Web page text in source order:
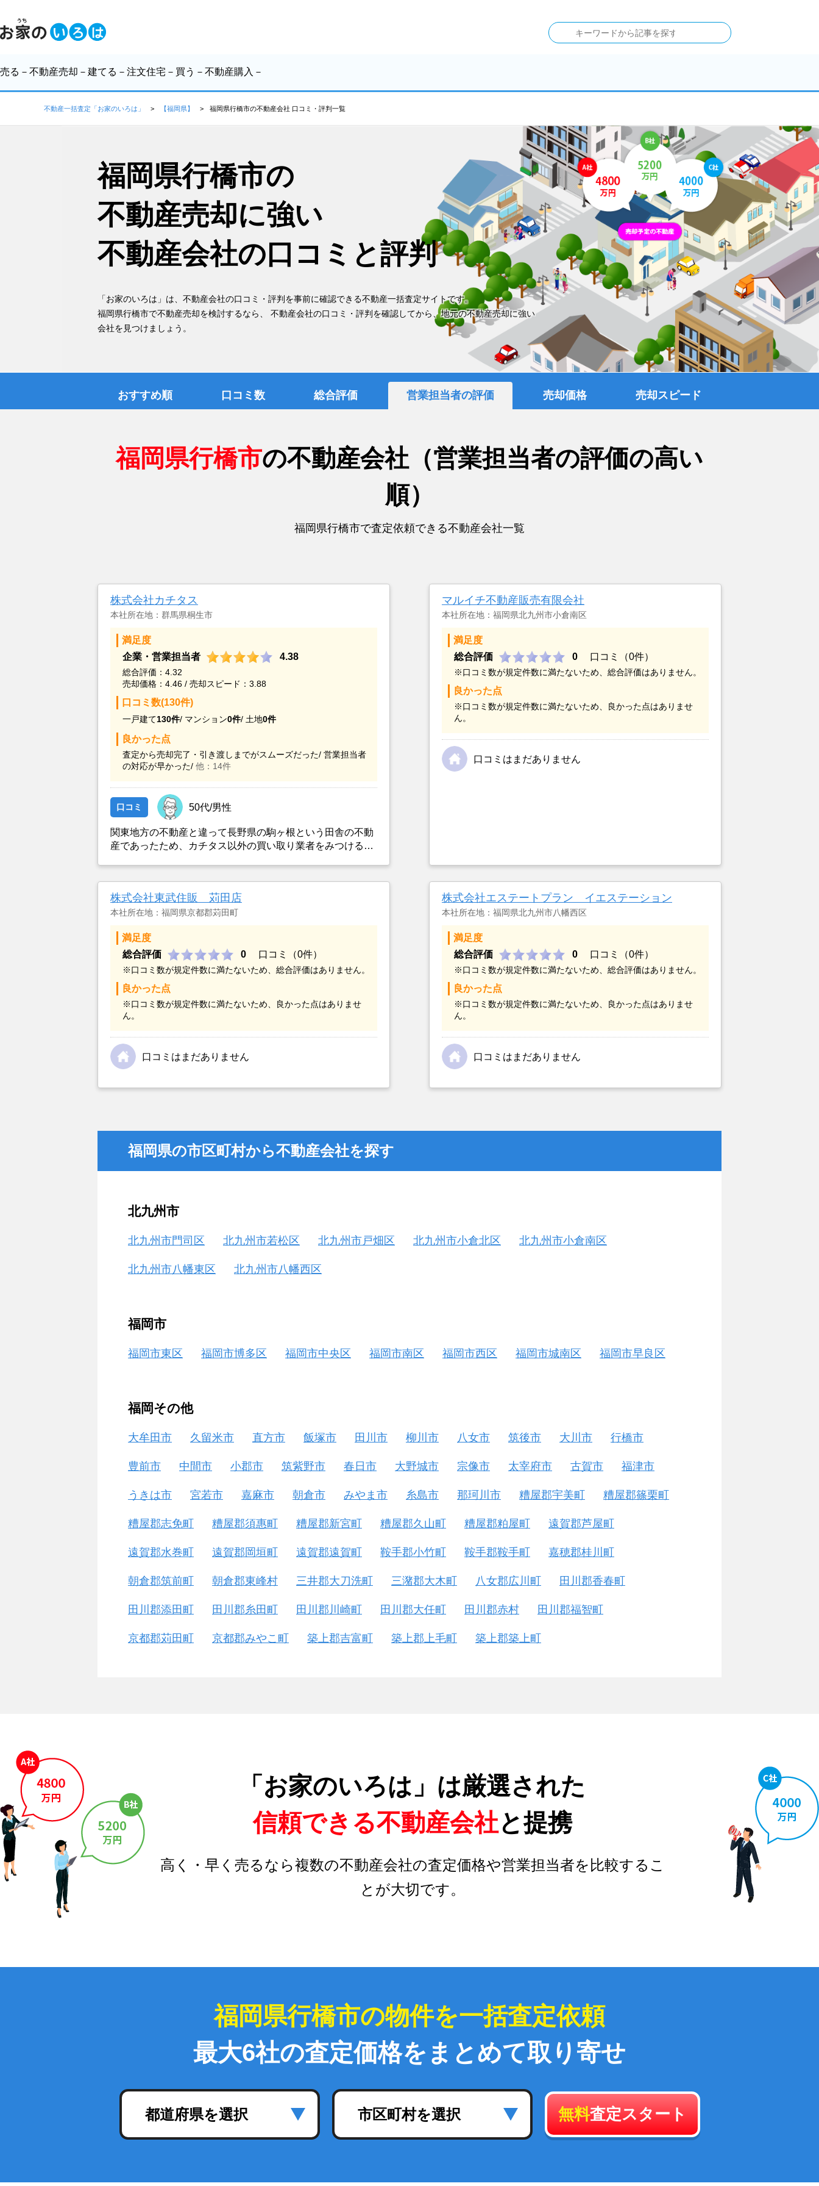
売る －不動産売却－ 建てる －注文住宅－ 買う －不動産購入－
不動産一括査定「お家のいろは」 【福岡県】 福岡県行橋市の不動産会社 口コミ・評判一覧
福岡県行橋市の
不動産売却に強い
不動産会社の口コミと評判
「お家のいろは」は、不動産会社の口コミ・評判を事前に確認できる不動産一括査定サイトです。
福岡県行橋市で不動産売却を検討するなら、 不動産会社の口コミ・評判を確認してから、地元の不動産売却に強い
会社を見つけましょう。
おすすめ順 口コミ数 総合評価 営業担当者の評価 売却価格 売却スピード
福岡県行橋市の不動産会社（営業担当者の評価の高い
順）
福岡県行橋市で査定依頼できる不動産会社一覧
株式会社カチタス
本社所在地：群馬県桐生市
満足度
企業・営業担当者
4.38
総合評価：4.32
売却価格：4.46 / 売却スピード：3.88
口コミ数(130件)
一戸建て130件/ マンション0件/ 土地0件
良かった点
査定から売却完了・引き渡しまでがスムーズだった/ 営業担当者
の対応が早かった/ 他：14件
口コミ 50代/男性
関東地方の不動産と違って長野県の駒ヶ根という田舎の不動
産であったため、カチタス以外の買い取り業者をみつけるこ
マルイチ不動産販売有限会社
本社所在地：福岡県北九州市小倉南区
満足度
総合評価
0 口コミ（0件）
※口コミ数が規定件数に満たないため、総合評価はありません。
良かった点
※口コミ数が規定件数に満たないため、良かった点はありませ
ん。
口コミはまだありません
株式会社東武住販 苅田店
本社所在地：福岡県京都郡苅田町
満足度
総合評価
0 口コミ（0件）
※口コミ数が規定件数に満たないため、総合評価はありません。
良かった点
※口コミ数が規定件数に満たないため、良かった点はありませ
ん。
口コミはまだありません
株式会社エステートプラン イエステーション
本社所在地：福岡県北九州市八幡西区
満足度
総合評価
0 口コミ（0件）
※口コミ数が規定件数に満たないため、総合評価はありません。
良かった点
※口コミ数が規定件数に満たないため、良かった点はありませ
ん。
口コミはまだありません
福岡県の市区町村から不動産会社を探す
北九州市
北九州市門司区 北九州市若松区 北九州市戸畑区 北九州市小倉北区 北九州市小倉南区
北九州市八幡東区 北九州市八幡西区
福岡市
福岡市東区 福岡市博多区 福岡市中央区 福岡市南区 福岡市西区 福岡市城南区 福岡市早良区
福岡その他
大牟田市 久留米市 直方市 飯塚市 田川市 柳川市 八女市 筑後市 大川市 行橋市
豊前市 中間市 小郡市 筑紫野市 春日市 大野城市 宗像市 太宰府市 古賀市 福津市
うきは市 宮若市 嘉麻市 朝倉市 みやま市 糸島市 那珂川市 糟屋郡宇美町 糟屋郡篠栗町
糟屋郡志免町 糟屋郡須惠町 糟屋郡新宮町 糟屋郡久山町 糟屋郡粕屋町 遠賀郡芦屋町
遠賀郡水巻町 遠賀郡岡垣町 遠賀郡遠賀町 鞍手郡小竹町 鞍手郡鞍手町 嘉穂郡桂川町
朝倉郡筑前町 朝倉郡東峰村 三井郡大刀洗町 三潴郡大木町 八女郡広川町 田川郡香春町
田川郡添田町 田川郡糸田町 田川郡川崎町 田川郡大任町 田川郡赤村 田川郡福智町
京都郡苅田町 京都郡みやこ町 築上郡吉富町 築上郡上毛町 築上郡築上町
「お家のいろは」は厳選された
信頼できる不動産会社と提携
高く・早く売るなら複数の不動産会社の査定価格や営業担当者を比較するこ
とが大切です。
福岡県行橋市の物件を一括査定依頼
最大6社の査定価格をまとめて取り寄せ
都道府県を選択 市区町村を選択 無料査定スタート